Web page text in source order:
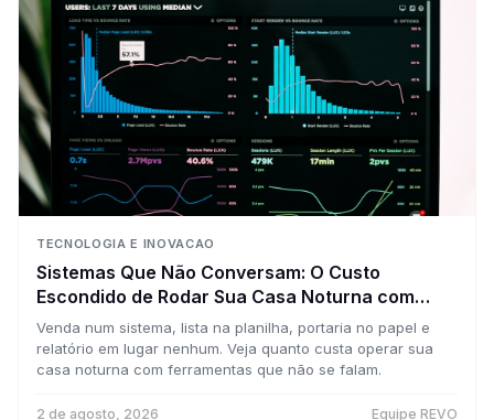
TECNOLOGIA E INOVACAO
Sistemas Que Não Conversam: O Custo
Escondido de Rodar Sua Casa Noturna com
Cinco Ferramentas Desconectadas
Venda num sistema, lista na planilha, portaria no papel e
relatório em lugar nenhum. Veja quanto custa operar sua
casa noturna com ferramentas que não se falam.
2 de agosto, 2026 Equipe REVO